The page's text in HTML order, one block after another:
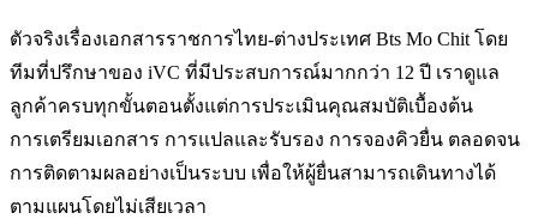
ตัวจริงเรื่องเอกสารราชการไทย-ต่างประเทศ Bts Mo Chit โดย
ทีมที่ปรึกษาของ iVC ที่มีประสบการณ์มากกว่า 12 ปี เราดูแล
ลูกค้าครบทุกขั้นตอนตั้งแต่การประเมินคุณสมบัติเบื้องต้น
การเตรียมเอกสาร การแปลและรับรอง การจองคิวยื่น ตลอดจน
การติดตามผลอย่างเป็นระบบ เพื่อให้ผู้ยื่นสามารถเดินทางได้
ตามแผนโดยไม่เสียเวลา